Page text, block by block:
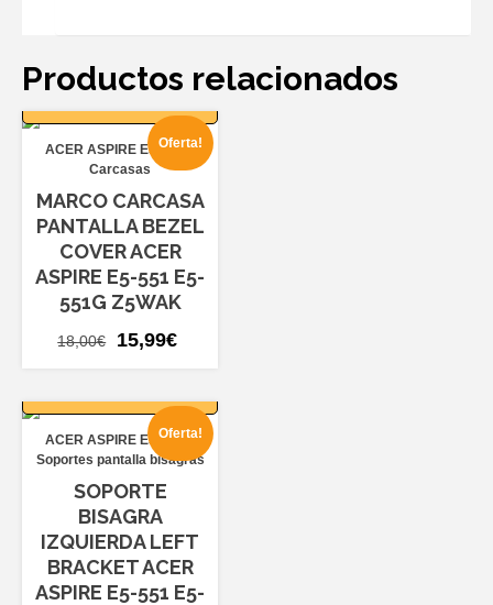
Productos relacionados
AÑADIR AL
Oferta!
ACER ASPIRE E5-551
Carcasas
MARCO CARCASA
PANTALLA BEZEL
COVER ACER
ASPIRE E5-551 E5-
551G Z5WAK
18,00€
El
era:
18,00€.
15,99€
es:
15,99€.
Oferta!
ACER ASPIRE E5-551
Soportes pantalla bisagras
SOPORTE
BISAGRA
IZQUIERDA LEFT
BRACKET ACER
ASPIRE E5-551 E5-